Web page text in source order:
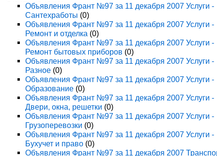
Объявления Франт №97 за 11 декабря 2007 Услуги -
Сантехработы (0)
Объявления Франт №97 за 11 декабря 2007 Услуги -
Ремонт и отделка (0)
Объявления Франт №97 за 11 декабря 2007 Услуги -
Ремонт бытовых приборов (0)
Объявления Франт №97 за 11 декабря 2007 Услуги -
Разное (0)
Объявления Франт №97 за 11 декабря 2007 Услуги -
Образование (0)
Объявления Франт №97 за 11 декабря 2007 Услуги -
Двери, окна, решетки (0)
Объявления Франт №97 за 11 декабря 2007 Услуги -
Грузоперевозки (0)
Объявления Франт №97 за 11 декабря 2007 Услуги -
Бухучет и право (0)
Объявления Франт №97 за 11 декабря 2007